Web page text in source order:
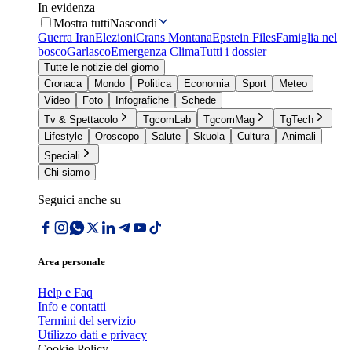
In evidenza
Mostra tuttiNascondi
Guerra IranElezioniCrans MontanaEpstein FilesFamiglia nel
boscoGarlascoEmergenza ClimaTutti i dossier
Tutte le notizie del giorno
Cronaca
Mondo Politica Economia Sport
Meteo
Video
Foto Infografiche
Schede
Tv & Spettacolo
TgcomLab TgcomMag
TgTech
Lifestyle
Oroscopo Salute Skuola Cultura
Animali
Speciali
Chi siamo
Seguici anche su
Area personale
Help e Faq
Info e contatti
Termini del servizio
Utilizzo dati e privacy